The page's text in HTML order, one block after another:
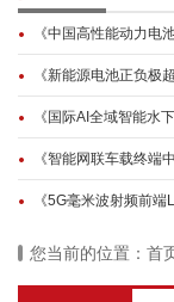
《中国高性能动力电
《新能源电池正负极
《国际AI全域智能水
《智能网联车载终端
《5G毫米波射频前
您当前的位置： 首